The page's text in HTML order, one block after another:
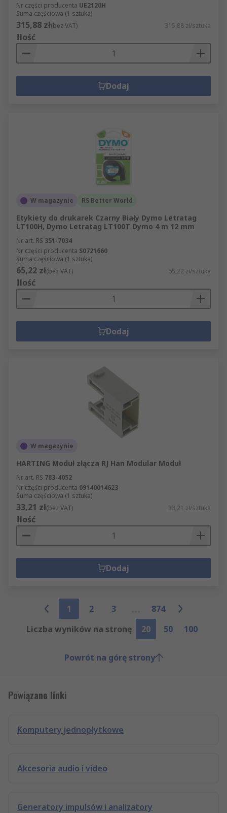
Nr części producenta UE2120H
Suma częściowa (1 sztuka)
315,88 zł(bez VAT) 315,88 zł/sztuka
Ilość
Dodaj
W magazynie RS Better World
Etykiety do drukarek Czarny Biały Dymo Letratag
LT100H, Dymo Letratag LT100T Dymo 4 m 12 mm
Nr art. RS 351-7034
Nr części producenta S0721660
Suma częściowa (1 sztuka)
65,22 zł(bez VAT) 65,22 zł/sztuka
Ilość
Dodaj
W magazynie
HARTING Moduł złącza RJ Han Modular Moduł
Nr art. RS 783-4052
Nr części producenta 09140014623
Suma częściowa (1 sztuka)
33,21 zł(bez VAT) 33,21 zł/sztuka
Ilość
Dodaj
1 2 3
874
Liczba wyników na stronę
20 50 100
Powrót na górę strony
Powiązane linki
Komputery jednopłytkowe
Akcesoria audio i video
Generatory impulsów i analizatory